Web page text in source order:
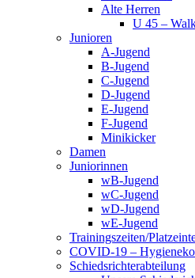
Alte Herren
U 45 –
Junioren
A-Jugend
B-Jugend
C-Jugend
D-Jugend
E-Jugend
F-Jugend
Minikicker
Damen
Juniorinnen
wB-Jugend
wC-Jugend
wD-Jugend
wE-Jugend
Trainingszeiten/
COVID-19 –
Schiedsrichterabteilung